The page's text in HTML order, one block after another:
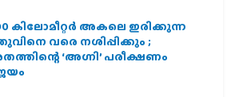
കിലോമീറ്റർ അകലെ ഇരിക്കുന്ന
വരെ നശിപ്പിക്കും ;
‘അഗ്നി’ പരീക്ഷണം